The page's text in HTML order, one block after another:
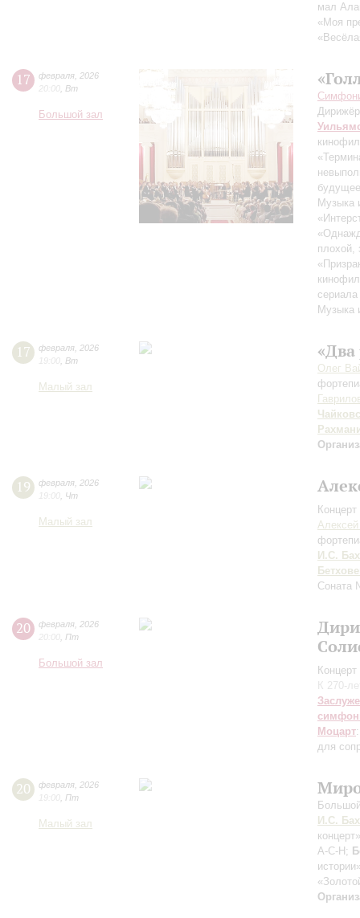
мал
«Моя
17 февраля 2026
20:00 Вт
Большой зал
Музыка
Музыка
17 февраля 2026
19:00 Вт
Малый зал
«Два
Олег
19 февраля 2026
19:00 Чт
Малый зал
И.С. Бах
Соната
20 февраля 2026
20:00 Пт
Большой зал
К 270-
Моцарт
для
20 февраля 2026
19:00 Пт
Малый зал
И.С. Бах
A-C-H;